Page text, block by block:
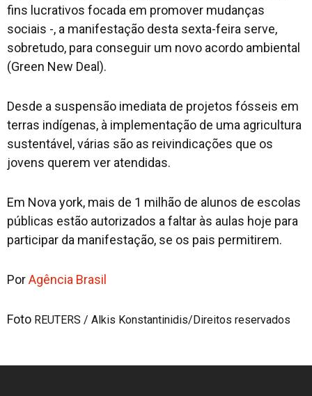
fins lucrativos focada em promover mudanças
sociais -, a manifestação desta sexta-feira serve,
sobretudo, para conseguir um novo acordo ambiental
(Green New Deal).
Desde a suspensão imediata de projetos fósseis em
terras indígenas, à implementação de uma agricultura
sustentável, várias são as reivindicações que os
jovens querem ver atendidas.
Em Nova york, mais de 1 milhão de alunos de escolas
públicas estão autorizados a faltar às aulas hoje para
participar da manifestação, se os pais permitirem.
PorAgência Brasil
Foto REUTERS / Alkis Konstantinidis/Direitos reservados